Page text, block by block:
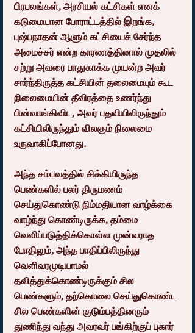
பிரபலங்கள், அரசியல் கட்சிகள் எனக்
கடுமையான போராட்டத்தில் இறங்க,
புஷ்பநாதன் ஆளும் கட்சியைச் சேர்ந்த
அமைச்சர் என்ற காரணத்தினால் முதலில்
சற்று அவரை பாதுகாக்க முயன்ற அவர்
சார்ந்திருத்த கட்சியின் தலைமையும் கூட
நிலைமையின் தீவிரத்தை உணர்ந்து
பின்வாங்கிவிட, அவர் பதவியிலிருந்தும்
கட்சியிலிருந்தும் விலகும் நிலைமை
உருவாகிப்போனது.
அந்த சம்பவத்தில் சிக்கியிருந்த
பெண்களில் பலர் திருமணம்
செய்துகொண்டு நிம்மதியான வாழ்க்கை
வாழ்ந்து கொண்டிருக்க, தம்மை
வெளிப்படுத்திக்கொள்ள முன்வராத
போதிலும், அந்த பாதிப்பிலிருந்து
வெளிவரமுடியாமல்
தவித்துக்கொண்டிருக்கும் சில
பெண்களும், தற்கொலை செய்துகொண்ட
சில பெண்களின் குடும்பத்தினரும்
துணிந்து வந்து அவரவர் பங்கிற்குப் புகார்